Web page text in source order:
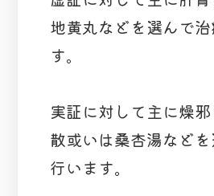
地黄丸などを選んで
す。
実証に対して主に燥
散或いは桑杏湯など
行います。